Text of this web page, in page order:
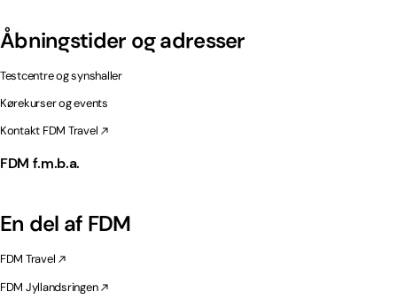
Åbningstider og adresser
Testcentre og synshaller
Kørekurser og events
Kontakt FDM Travel
FDM f.m.b.a.
En del af FDM
FDM Travel
FDM Jyllandsringen